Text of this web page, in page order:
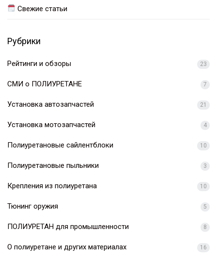
Свежие статьи
Рубрики
Рейтинги и обзоры 23
СМИ о ПОЛИУРЕТАНЕ 7
Установка автозапчастей 21
Установка мотозапчастей 4
Полиуретановые сайлентблоки 10
Полиуретановые пыльники 3
Крепления из полиуретана 10
Тюнинг оружия 5
ПОЛИУРЕТАН для промышленности 8
О полиуретане и других материалах 16